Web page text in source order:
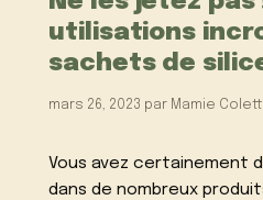
utilisations
sachets de
mars 26, 2023 par Mamie
Vous avez certainement
dans de nombreux